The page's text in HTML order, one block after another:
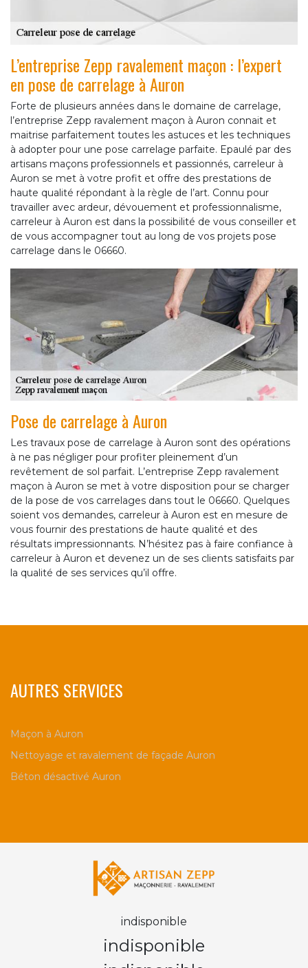
L’entreprise Zepp ravalement maçon : l’expert
en pose de carrelage à Auron
Forte de plusieurs années dans le domaine de carrelage,
l’entreprise Zepp ravalement maçon à Auron connait et
maitrise parfaitement toutes les astuces et les techniques
à adopter pour une pose carrelage parfaite. Epaulé par des
artisans maçons professionnels et passionnés, carreleur à
Auron se met à votre profit et offre des prestations de
haute qualité répondant à la règle de l’art. Connu pour
travailler avec ardeur, dévouement et professionnalisme,
carreleur à Auron est dans la possibilité de vous conseiller et
de vous accompagner tout au long de vos projets pose
carrelage dans le 06660.
Pose de carrelage à Auron
Les travaux pose de carrelage à Auron sont des opérations
à ne pas négliger pour profiter pleinement d’un
revêtement de sol parfait. L’entreprise Zepp ravalement
maçon à Auron se met à votre disposition pour se charger
de la pose de vos carrelages dans tout le 06660. Quelques
soient vos demandes, carreleur à Auron est en mesure de
vous fournir des prestations de haute qualité et des
résultats impressionnants. N’hésitez pas à faire confiance à
carreleur à Auron et devenez un de ses clients satisfaits par
la qualité de ses services qu’il offre.
AUTRES SERVICES
Maçon à Auron
Nettoyage et ravalement de façade Auron
Béton désactivé Auron
indisponible
indisponible